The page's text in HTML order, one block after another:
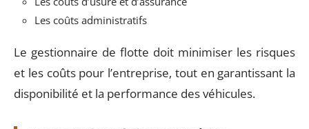
Les coûts administratifs
Le gestionnaire de flotte doit minimiser les risques
et les coûts pour l’entreprise, tout en garantissant la
disponibilité et la performance des véhicules.